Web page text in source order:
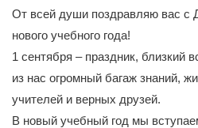
От всей души поздравляю вас с
нового учебного года!
1 сентября – праздник, близкий
из нас огромный багаж знаний,
учителей и верных друзей.
В новый учебный год мы